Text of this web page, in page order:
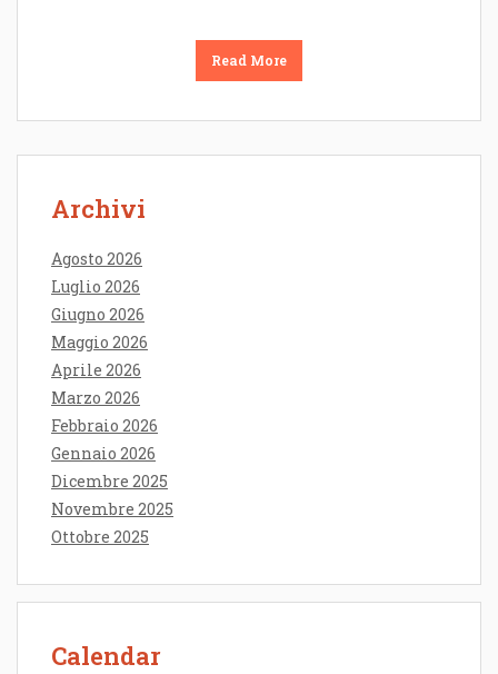
Read More
Archivi
Agosto 2026
Luglio 2026
Giugno 2026
Maggio 2026
Aprile 2026
Marzo 2026
Febbraio 2026
Gennaio 2026
Dicembre 2025
Novembre 2025
Ottobre 2025
Calendar